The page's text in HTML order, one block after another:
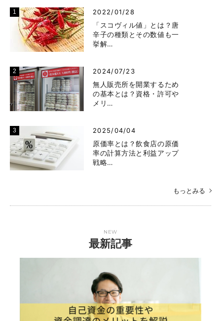
2022/01/28
「スコヴィル値」とは？唐
辛子の種類とその数値も一
挙解…
2024/07/23
無人販売所を開業するため
の基本とは？資格・許可や
メリ…
2025/04/04
原価率とは？飲食店の原価
率の計算方法と利益アップ
戦略…
もっとみる
NEW
最新記事